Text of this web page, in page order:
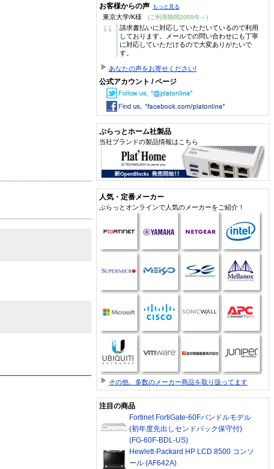
お客様からの声 もっと見る
東京大学/K様 (ご利用期間2009年～)
“
請求書払いに対応していただいているので利用
しております。メールでの問い合わせにも丁寧
に対応していただけるので大変ありがたいで
す。
あなたの声をお寄せください!
公式アカウント / ページ
ぷらっとホーム社製品
当社ブランドの製品情報はこちら
人気・定番メーカー
ぷらっとオンラインで人気のメーカーをご紹介！
その他、多数のメーカー商品を取り扱ってます
注目の商品
Fortinet FortiGate-60Fバンドルモデル
(初年度先出しセンドバック保守付)
(FG-60F-BDL-US)
Hewlett-Packard HP LCD 8500 コンソ
ール (AF642A)